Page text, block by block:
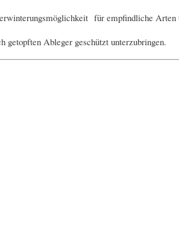
für empfindliche Arten
Ableger geschützt unterzubringen.